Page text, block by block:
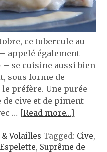
ce tubercule au
appelé également
– se cuisine aussi bien
sous forme de
le préfère. Une purée
de cive et de piment
… [Read more…]
Volailles Tagged: Cive,
, Suprême de